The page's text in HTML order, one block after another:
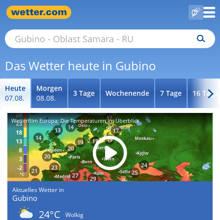
Das Wetter heute in Gubino
Heute
07.08.
Morgen
08.08.
3 Tage Wochenende 7 Tage 16 Tage
Wetterfilm Europa: Die Temperaturen im Überblick
Aktuelles Wetter in
Gubino
24°C
Wolkig